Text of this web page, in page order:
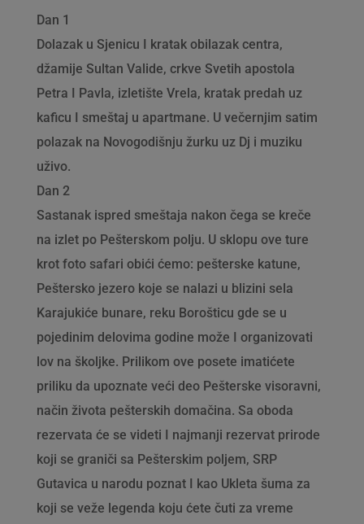
Dan 1
Dolazak u Sjenicu I kratak obilazak centra,
džamije Sultan Valide, crkve Svetih apostola
Petra I Pavla, izletište Vrela, kratak predah uz
kaficu I smeštaj u apartmane. U večernjim satim
polazak na Novogodišnju žurku uz Dj i muziku
uživo.
Dan 2
Sastanak ispred smeštaja nakon čega se kreče
na izlet po Pešterskom polju. U sklopu ove ture
krot foto safari obići ćemo: pešterske katune,
Peštersko jezero koje se nalazi u blizini sela
Karajukiće bunare, reku Borošticu gde se u
pojedinim delovima godine može I organizovati
lov na školjke. Prilikom ove posete imatićete
priliku da upoznate veći deo Pešterske visoravni,
način života pešterskih domačina. Sa oboda
rezervata će se videti I najmanji rezervat prirode
koji se graniči sa Pešterskim poljem, SRP
Gutavica u narodu poznat I kao Ukleta šuma za
koji se veže legenda koju ćete čuti za vreme